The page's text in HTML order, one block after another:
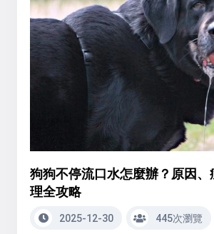
狗狗不停流口水怎麼辦？原因
理全攻略
2025-12-30 445次瀏覽